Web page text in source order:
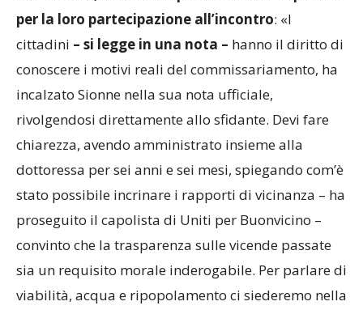
per la loro partecipazione all’incontro: «I
cittadini – si legge in una nota – hanno il diritto di
conoscere i motivi reali del commissariamento, ha
incalzato Sionne nella sua nota ufficiale,
rivolgendosi direttamente allo sfidante. Devi fare
chiarezza, avendo amministrato insieme alla
dottoressa per sei anni e sei mesi, spiegando com’è
stato possibile incrinare i rapporti di vicinanza – ha
proseguito il capolista di Uniti per Buonvicino –
convinto che la trasparenza sulle vicende passate
sia un requisito morale inderogabile. Per parlare di
viabilità, acqua e ripopolamento ci siederemo nella